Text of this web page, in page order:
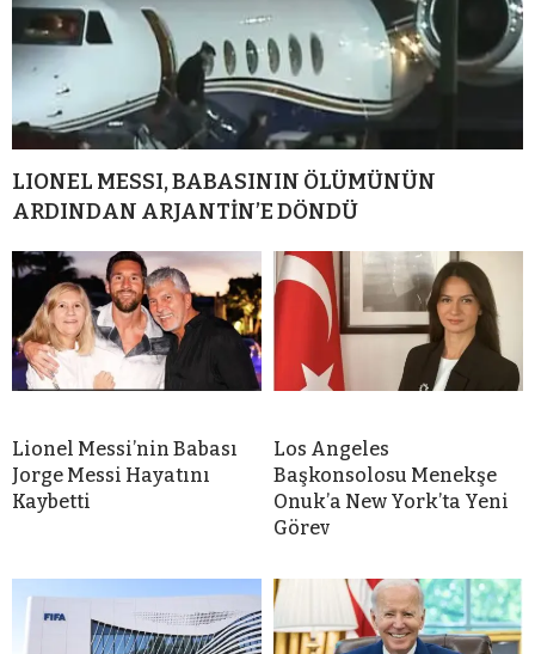
LIONEL MESSI, BABASININ ÖLÜMÜNÜN
ARDINDAN ARJANTİN’E DÖNDÜ
Lionel Messi’nin Babası
Jorge Messi Hayatını
Kaybetti
Los Angeles
Başkonsolosu Menekşe
Onuk’a New York’ta Yeni
Görev